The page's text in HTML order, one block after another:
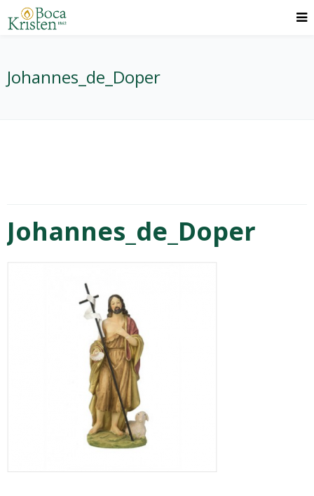
Johannes_de_Doper
Johannes_de_Doper